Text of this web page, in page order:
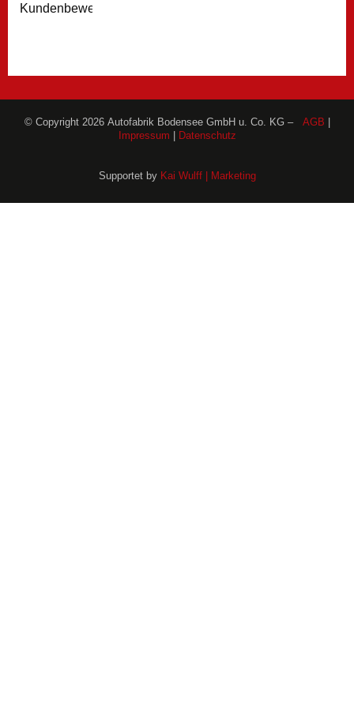
Kundenbewertungen
© Copyright 2026 Autofabrik Bodensee GmbH u. Co. KG – AGB |
Impressum | Datenschutz
Supportet by Kai Wulff | Marketing